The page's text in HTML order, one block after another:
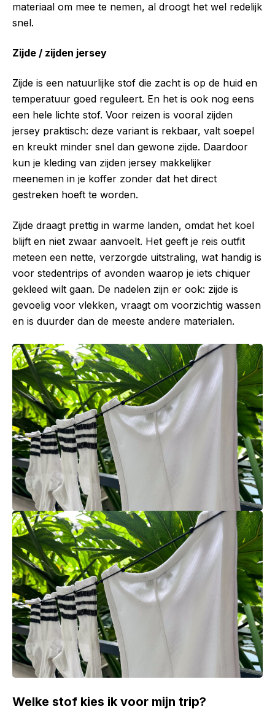
materiaal om mee te nemen, al droogt het wel redelijk
snel.
Zijde / zijden jersey
Zijde is een natuurlijke stof die zacht is op de huid en
temperatuur goed reguleert. En het is ook nog eens
een hele lichte stof. Voor reizen is vooral zijden
jersey praktisch: deze variant is rekbaar, valt soepel
en kreukt minder snel dan gewone zijde. Daardoor
kun je kleding van zijden jersey makkelijker
meenemen in je koffer zonder dat het direct
gestreken hoeft te worden.
Zijde draagt prettig in warme landen, omdat het koel
blijft en niet zwaar aanvoelt. Het geeft je reis outfit
meteen een nette, verzorgde uitstraling, wat handig is
voor stedentrips of avonden waarop je iets chiquer
gekleed wilt gaan. De nadelen zijn er ook: zijde is
gevoelig voor vlekken, vraagt om voorzichtig wassen
en is duurder dan de meeste andere materialen.
Welke stof kies ik voor mijn trip?